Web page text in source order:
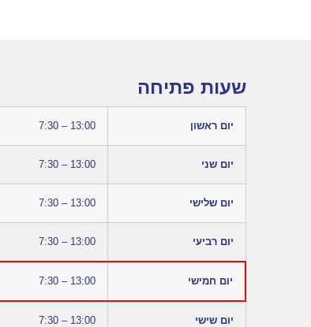
שעות פתיחה
יום ראשון 7:30 – 13:00
יום שני 7:30 – 13:00
יום שלישי 7:30 – 13:00
יום רביעי 7:30 – 13:00
יום חמישי 7:30 – 13:00
יום שישי 7:30 – 13:00